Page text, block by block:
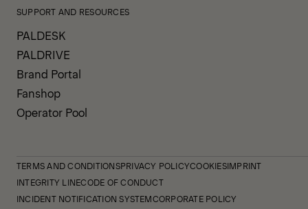
SUPPORT AND RESOURCES
PALDESK
PALDRIVE
Brand Portal
Fanshop
Operator Pool
TERMS AND CONDITIONSPRIVACY POLICYCOOKIESIMPRINT
INTEGRITY LINECODE OF CONDUCT
INCIDENT NOTIFICATION SYSTEMCORPORATE POLICY